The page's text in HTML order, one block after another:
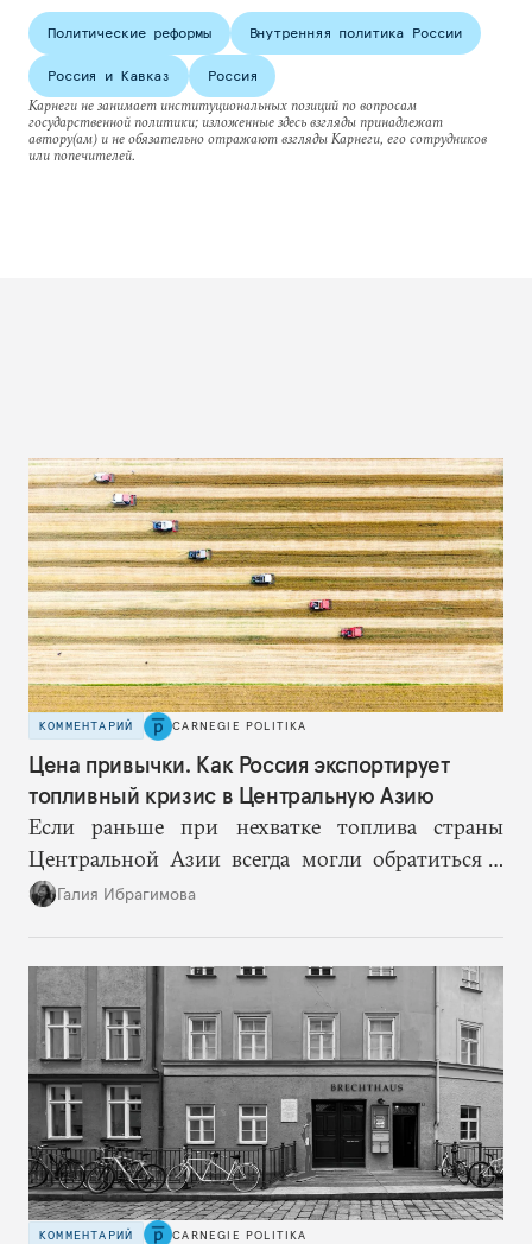
Политические реформы Внутренняя политика России
Россия и Кавказ
Россия
Карнеги не занимает институциональных позиций по вопросам
государственной политики; изложенные здесь взгляды принадлежат
автору(ам) и не обязательно отражают взгляды Карнеги, его сотрудников
или попечителей.
КОММЕНТАРИЙ CARNEGIE POLITIKA
Цена привычки. Как Россия экспортирует
топливный кризис в Центральную Азию
Если раньше при нехватке топлива страны
Центральной Азии всегда могли обратиться к
Москве за дополнительными объемами, то
Галия Ибрагимова
КОММЕНТАРИЙ CARNEGIE POLITIKA